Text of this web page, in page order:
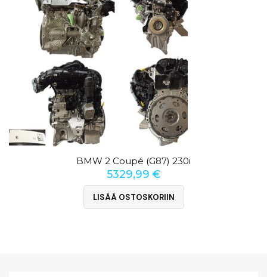
BMW 2 Coupé (G87) 230i
5329,99 €
LISÄÄ OSTOSKORIIN